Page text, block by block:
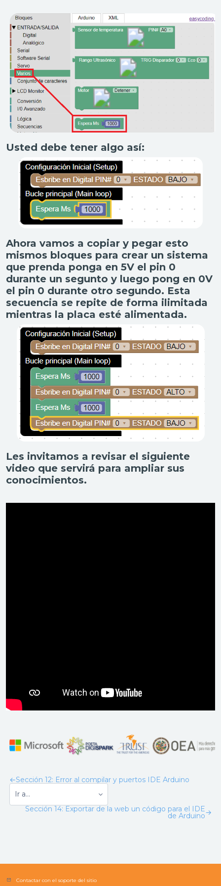
Usted debe tener algo así:
Ahora vamos a copiar y pegar esto
mismos bloques para crear un sistema
que prenda ponga en 5V el pin 0
durante un segunto y luego pong en 0V
el pin 0 durante otro segundo. Esta
secuencia se repite de forma ilimitada
mientras la placa esté alimentada.
Les invitamos a revisar el siguiente
video que servirá para ampliar sus
conocimientos.
←Sección 12: Error al compilar y puertos IDE Arduino
→
Sección 14: Exportar de la web un código para el IDE
de Arduino
Contactar con el soporte del sitio